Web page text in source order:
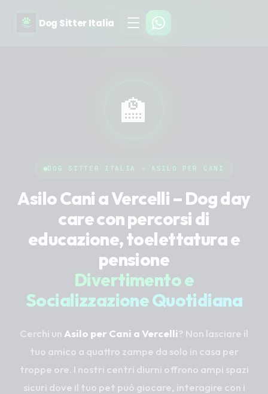
Dog Sitter Italia
🏫
DOG SITTER ITALIA - ASILO PER CANI
Asilo Cani a Vercelli – Dog day
care con percorsi di
educazione, toelettatura e
pensione
Divertimento e
Socializzazione Quotidiana
Cerchi un Asilo per Cani a Vercelli? Non lasciare il
tuo amico a quattro zampe da solo in casa per
troppe ore. I nostri centri diurni offrono ampi spazi
sicuri dove il tuo pet può giocare, interagire con i